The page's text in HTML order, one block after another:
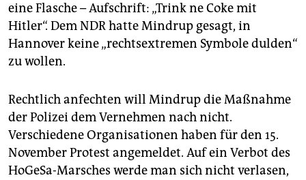
eine Flasche – Aufschrift: „Trink ne Coke mit
Hitler“. Dem NDR hatte Mindrup gesagt, in
Hannover keine „rechtsextremen Symbole dulden“
zu wollen.
Rechtlich anfechten will Mindrup die Maßnahme
der Polizei dem Vernehmen nach nicht.
Verschiedene Organisationen haben für den 15.
November Protest angemeldet. Auf ein Verbot des
HoGeSa-Marsches werde man sich nicht verlasen,